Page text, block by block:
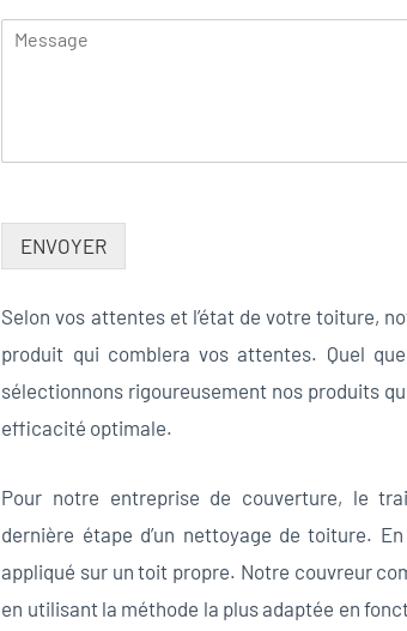
ENVOYER
Selon vos attentes et l’état de votre toiture,
produit qui comblera vos attentes. Quel
sélectionnons rigoureusement nos produits
efficacité optimale.
Pour notre entreprise de couverture, le
dernière étape d’un nettoyage de toiture.
appliqué sur un toit propre. Notre couvreur
en utilisant la méthode la plus adaptée en